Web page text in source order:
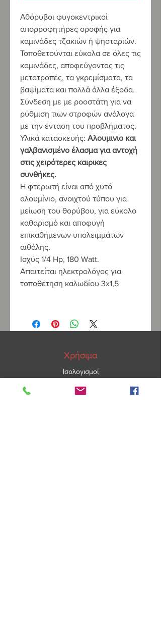
Αθόρυβοι φυγοκεντρικοί
απορροφητήρες οροφής για
καμινάδες τζακιών ή ψησταριών.
Τοποθετούνται εύκολα σε όλες τις
καμινάδες, αποφεύγοντας τις
μετατροπές, τα γκρεμίσματα, τα
βαψίματα και πολλά άλλα έξοδα.
Σύνδεση με με ροοστάτη για να
ρύθμιση τιων στροφών ανάλογα
με την ένταση του προβλήματος.
Υλικά κατασκευής: Αλουμινιο και
γαλβανισμένο έλασμα για αντοχή
στις χειρότερες καιρικες
συνθήκες.
Η φτερωτή είναι από χυτό
αλουμίνιο, ανοιχτού τύπου για
μείωση του θορύβου, για εύκολο
καθαρισμό και αποφυγή
επικαθήμενων υπολειμμάτων
αιθάλης.
Ισχύς 1/4 Hp, 180 Watt.
Απαιτείται ηλεκτρολόγος για
τοποθέτηση καλωδίου 3x1,5
Χρήσιμα
Ισολογισμοί
Πολιτική Απορρήτου